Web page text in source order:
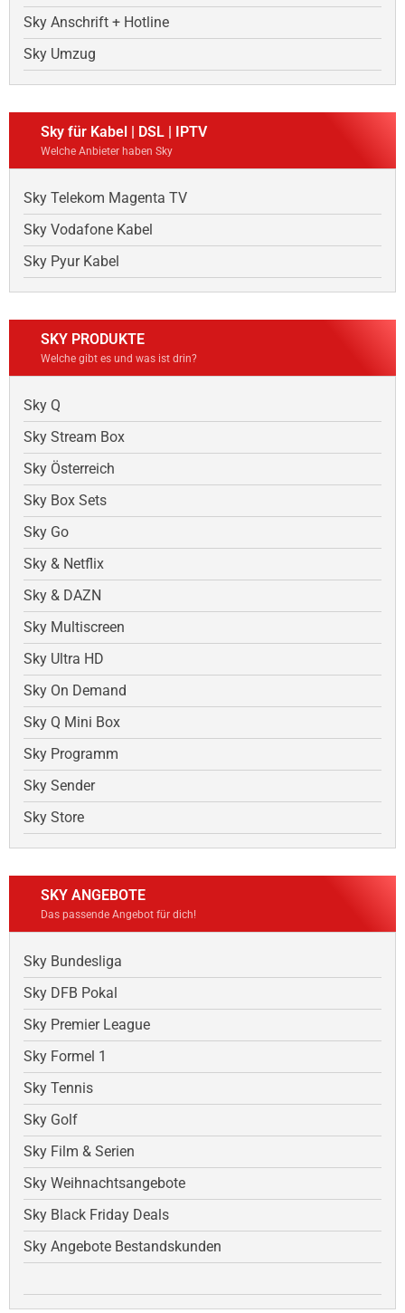
Sky Anschrift + Hotline
Sky Umzug
Sky für Kabel | DSL | IPTV
Welche Anbieter haben Sky
Sky Telekom Magenta TV
Sky Vodafone Kabel
Sky Pyur Kabel
SKY PRODUKTE
Welche gibt es und was ist drin?
Sky Q
Sky Stream Box
Sky Österreich
Sky Box Sets
Sky Go
Sky & Netflix
Sky & DAZN
Sky Multiscreen
Sky Ultra HD
Sky On Demand
Sky Q Mini Box
Sky Programm
Sky Sender
Sky Store
SKY ANGEBOTE
Das passende Angebot für dich!
Sky Bundesliga
Sky DFB Pokal
Sky Premier League
Sky Formel 1
Sky Tennis
Sky Golf
Sky Film & Serien
Sky Weihnachtsangebote
Sky Black Friday Deals
Sky Angebote Bestandskunden